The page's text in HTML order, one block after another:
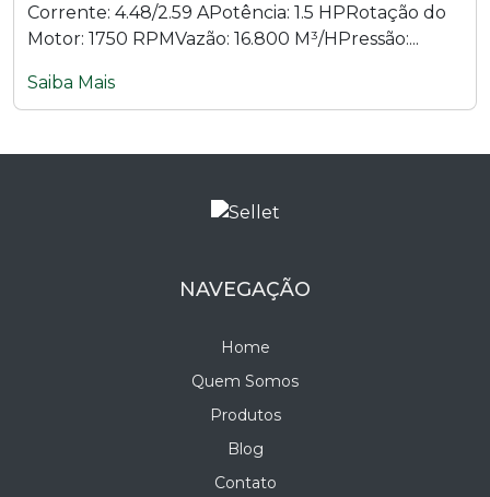
Corrente: 4.48/2.59 APotência: 1.5 HPRotação do
Motor: 1750 RPMVazão: 16.800 M³/HPressão:...
Saiba Mais
NAVEGAÇÃO
Home
Quem Somos
Produtos
Blog
Contato